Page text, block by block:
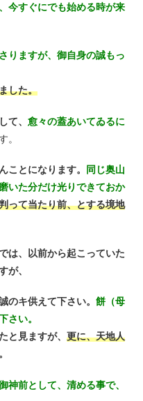
今すぐにでも始める時が来
りますが、御自身の誠もっ
した。
て、 愈々の蓋あいてゐるに
。
ことになります。
同じ奥山
いた分だけ光りできておか
って当たり前、とする境地
は、以前から起こっていた
が、
のキ供えて下さい。 餅（母
さい。
と見ますが、 更に、天地人
前として、清める事で、